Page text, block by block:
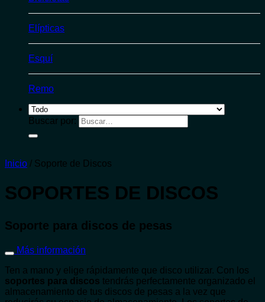
Elípticas
Esquí
Remo
Buscar por:
Inicio / Soporte de Discos
SOPORTES DE DISCOS
Soporte para discos de pesas
Más información
Ten a mano y elige rápidamente que disco utilizar. Con los
soportes para discos tendrás perfectamente organizado el
almacenamiento de tus discos de pesas a la vez que